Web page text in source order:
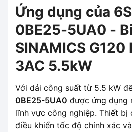
Ứng dụng của
0BE25-5UA0 -
SINAMICS G120
3AC 5.5kW
Với dải công suất từ 5.5 kW
0BE25-5UA0 được ứng dụng
lĩnh vực công nghiệp. Thiết bị
điều khiển tốc độ chính xác